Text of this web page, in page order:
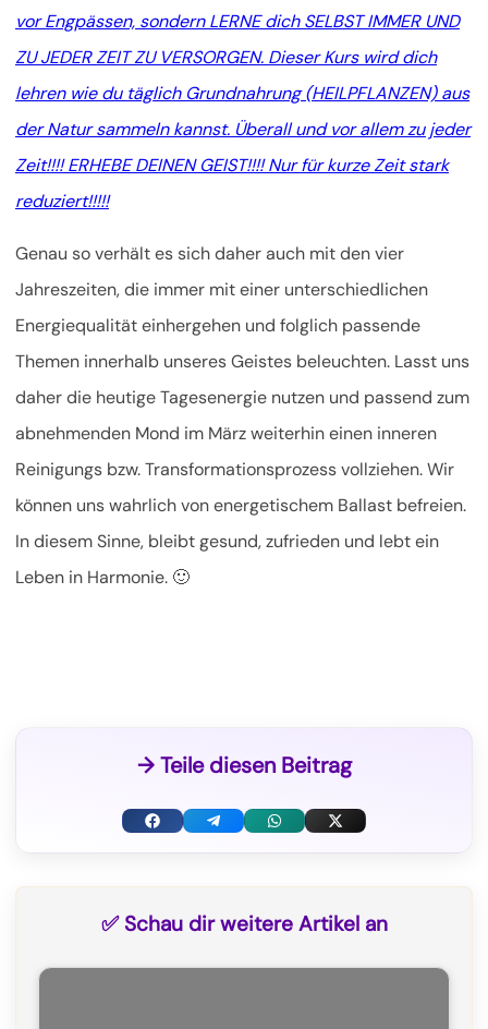
vor Engpässen, sondern LERNE dich SELBST IMMER UND
ZU JEDER ZEIT ZU VERSORGEN. Dieser Kurs wird dich
lehren wie du täglich Grundnahrung (HEILPFLANZEN) aus
der Natur sammeln kannst. Überall und vor allem zu jeder
Zeit!!!! ERHEBE DEINEN GEIST!!!! Nur für kurze Zeit stark
reduziert!!!!!
Genau so verhält es sich daher auch mit den vier
Jahreszeiten, die immer mit einer unterschiedlichen
Energiequalität einhergehen und folglich passende
Themen innerhalb unseres Geistes beleuchten. Lasst uns
daher die heutige Tagesenergie nutzen und passend zum
abnehmenden Mond im März weiterhin einen inneren
Reinigungs bzw. Transformationsprozess vollziehen. Wir
können uns wahrlich von energetischem Ballast befreien.
In diesem Sinne, bleibt gesund, zufrieden und lebt ein
Leben in Harmonie. 🙂
→ Teile diesen Beitrag
F
T
W
X
T
✅ Schau dir weitere Artikel an